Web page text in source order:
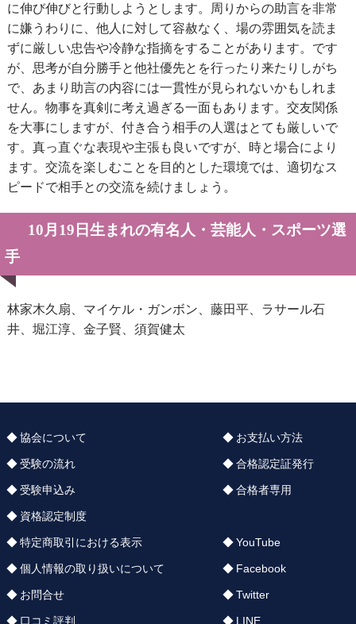
に伸び伸びと行動しようとします。周りからの助言を非常
に嫌うわりに、他人に対して容赦なく、場の雰囲気を読ま
ずに厳しい忠告や冷静な指摘をすることがあります。です
が、思考が自分勝手と他社優先とを行ったり来たりしがち
で、あまり助言の内容には一貫性が見られないかもしれま
せん。物事を真剣に考え過ぎる一面もあります。交友関係
を大事にしますが、付き合う相手の人選はとても厳しいで
す。真っ直ぐな表現や主張も良いですが、時と場合により
ます。交流を楽しむことを目的とした環境では、適切なス
ピードで相手との交流を続けましょう。
10月19日生まれの有名人・芸能人・スポーツ選
手
林家木久扇、マイケル・ガンボン、藤田平、ラサール石
井、堀江淳、金子賢、須賀健太
協会について
受験の流れ
受験申込み
資格認定制度
お支払い方法
合格認定証発行
合格者専用
特定商取引における表示
個人情報の取り扱いについて
お問合せ
口コミ評判
YouTube
Facebook
Twitter
LINE